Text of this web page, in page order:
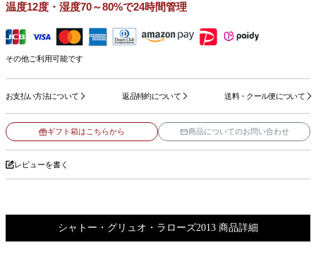
温度12度・湿度70～80%で24時間管理
その他ご利用可能です
お支払い方法について 返品特約について 送料・クール便について
ギフト箱はこちらから 商品についてのお問い合わせ
レビューを書く
シャトー・グリュオ・ラローズ2013 商品詳細